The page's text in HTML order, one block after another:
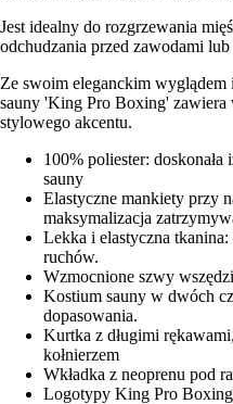
Jest idealny do rozgrzewania
odchudzania przed zawodami
Ze swoim eleganckim
sauny 'King Pro Boxing' zawiera
stylowego akcentu.
100% poliester:
sauny
Elastyczne mankiety przy
maksymalizacja
Lekka i elastyczna
ruchów.
Wzmocnione szwy
Kostium sauny w dwóch
dopasowania.
Kurtka z długimi
kołnierzem
Wkładka z neoprenu pod
Logotypy King Pro Boxing